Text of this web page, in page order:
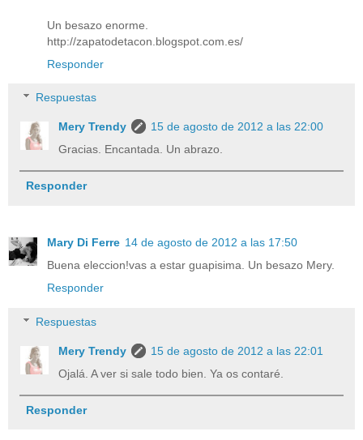
Un besazo enorme.
http://zapatodetacon.blogspot.com.es/
Responder
Respuestas
Mery Trendy
15 de agosto de 2012 a las 22:00
Gracias. Encantada. Un abrazo.
Responder
Mary Di Ferre 14 de agosto de 2012 a las 17:50
Buena eleccion!vas a estar guapisima. Un besazo Mery.
Responder
Respuestas
Mery Trendy
15 de agosto de 2012 a las 22:01
Ojalá. A ver si sale todo bien. Ya os contaré.
Responder